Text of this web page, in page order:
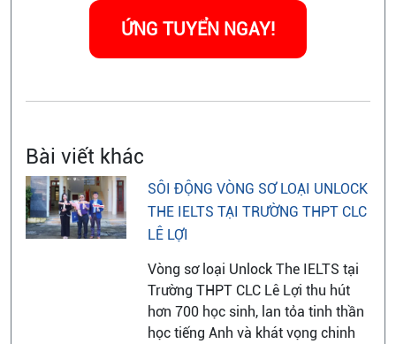
ỨNG TUYỂN NGAY!
Bài viết khác
SÔI ĐỘNG VÒNG SƠ LOẠI UNLOCK
THE IELTS TẠI TRƯỜNG THPT CLC
LÊ LỢI
Vòng sơ loại Unlock The IELTS tại
Trường THPT CLC Lê Lợi thu hút
hơn 700 học sinh, lan tỏa tinh thần
học tiếng Anh và khát vọng chinh